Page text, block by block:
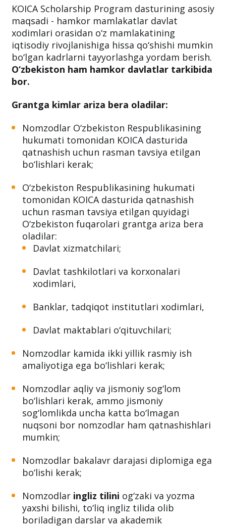
KOICA Scholarship Program dasturining asosiy
maqsadi - hamkor mamlakatlar davlat
xodimlari orasidan o‘z mamlakatining
iqtisodiy rivojlanishiga hissa qo‘shishi mumkin
bo‘lgan kadrlarni tayyorlashga yordam berish.
O‘zbekiston ham hamkor davlatlar tarkibida
bor.
Grantga kimlar ariza bera oladilar:
Nomzodlar O‘zbekiston Respublikasining
hukumati tomonidan KOICA dasturida
qatnashish uchun rasman tavsiya etilgan
bo‘lishlari kerak;
O‘zbekiston Respublikasining hukumati
tomonidan KOICA dasturida qatnashish
uchun rasman tavsiya etilgan quyidagi
O‘zbekiston fuqarolari grantga ariza bera
oladilar:
Davlat xizmatchilari;
Davlat tashkilotlari va korxonalari
xodimlari,
Banklar, tadqiqot institutlari xodimlari,
Davlat maktablari o‘qituvchilari;
Nomzodlar kamida ikki yillik rasmiy ish
amaliyotiga ega bo‘lishlari kerak;
Nomzodlar aqliy va jismoniy sog‘lom
bo‘lishlari kerak, ammo jismoniy
sog‘lomlikda uncha katta bo‘lmagan
nuqsoni bor nomzodlar ham qatnashishlari
mumkin;
Nomzodlar bakalavr darajasi diplomiga ega
bo‘lishi kerak;
Nomzodlar ingliz tilini og‘zaki va yozma
yaxshi bilishi, to‘liq ingliz tilida olib
boriladigan darslar va akademik